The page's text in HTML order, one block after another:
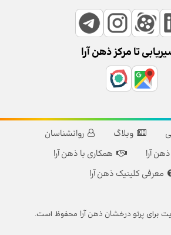
تا مرکز ذهن آرا
وبلاگ
روانشناسان
آرا
همکاری با ذهن آرا
معرفی کلینیک ذهن آرا
برایپرتو درخشان ذهن آرا محفوظ است.